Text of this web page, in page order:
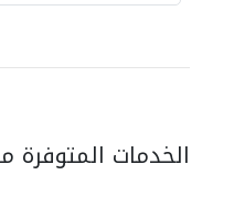
الخدمات